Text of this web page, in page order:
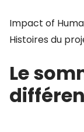
Impact of
Histoires du
Le